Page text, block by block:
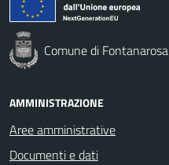
Comune di Fontanarosa
AMMINISTRAZIONE
Aree amministrative
Documenti e dati